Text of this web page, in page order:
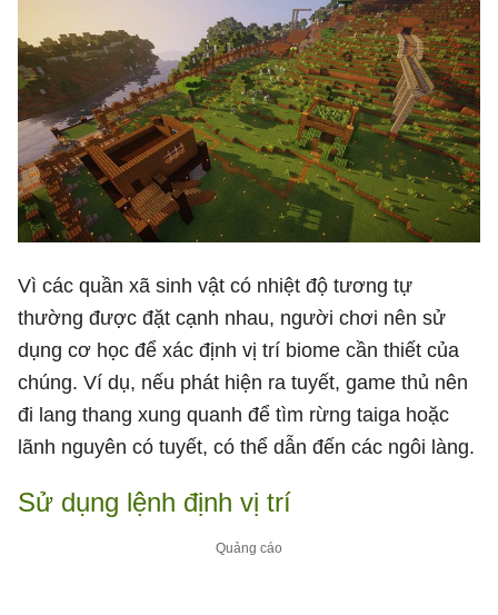
Vì các quần xã sinh vật có nhiệt độ tương tự
thường được đặt cạnh nhau, người chơi nên sử
dụng cơ học để xác định vị trí biome cần thiết của
chúng. Ví dụ, nếu phát hiện ra tuyết, game thủ nên
đi lang thang xung quanh để tìm rừng taiga hoặc
lãnh nguyên có tuyết, có thể dẫn đến các ngôi làng.
Sử dụng lệnh định vị trí